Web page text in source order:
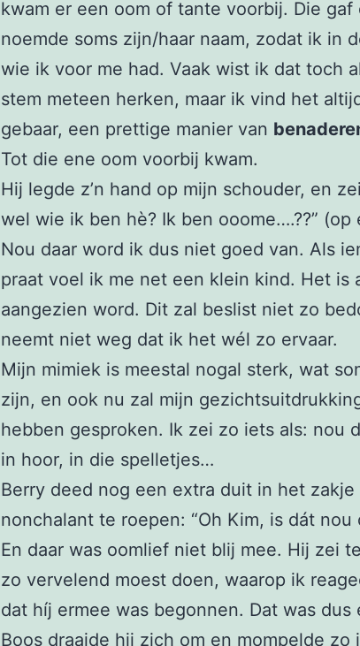
kwam er een oom of tante voorbij. Die gaf
noemde soms zijn/haar naam, zodat ik in
wie ik voor me had. Vaak wist ik dat toch
stem meteen herken, maar ik vind het
gebaar, een prettige manier van
Tot die ene oom voorbij kwam.
Hij legde z’n hand op mijn schouder, en
wel wie ik ben hè? Ik ben ooome….??”
Nou daar word ik dus niet goed van. Als
praat voel ik me net een klein kind. Het is
aangezien word. Dit zal beslist niet zo
neemt niet weg dat ik het wél zo ervaar.
Mijn mimiek is meestal nogal sterk, wat
zijn, en ook nu zal mijn
hebben gesproken. Ik zei zo iets als: nou
in hoor, in die spelletjes…
Berry deed nog een extra duit in het zakje
nonchalant te roepen: “Oh Kim, is dát nou
En daar was oomlief niet blij mee. Hij zei
zo vervelend moest doen, waarop ik
dat híj ermee was begonnen. Dat was dus
Boos draaide hij zich om en mompelde